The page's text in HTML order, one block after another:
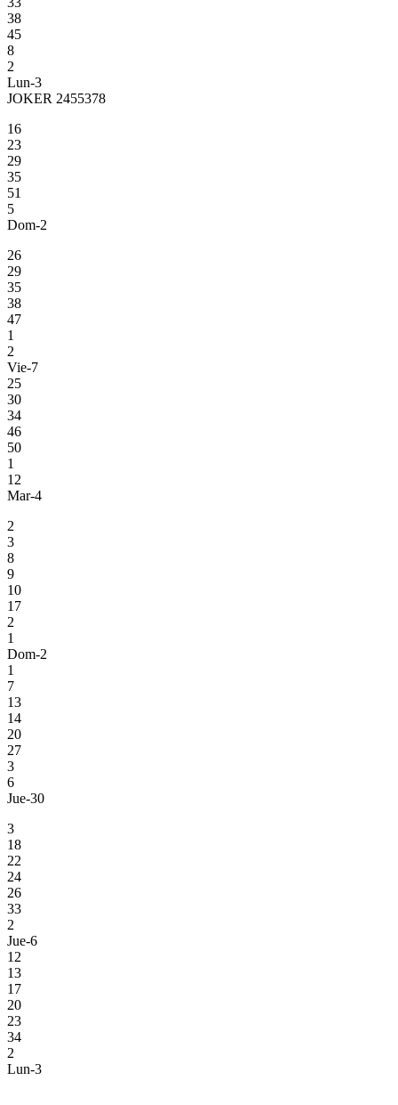
38
45
8
2
Lun-3
JOKER 2455378
16
23
29
35
51
5
Dom-2
26
29
35
38
47
1
2
Vie-7
25
30
34
46
50
1
12
Mar-4
2
3
8
9
10
17
2
1
Dom-2
1
7
13
14
20
27
3
6
Jue-30
3
18
22
24
26
33
2
Jue-6
12
13
17
20
23
34
2
Lun-3